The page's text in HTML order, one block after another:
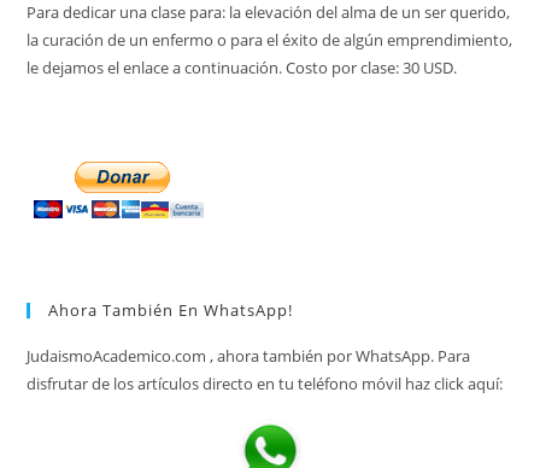
Para dedicar una clase para: la elevación del alma de un ser querido,
la curación de un enfermo o para el éxito de algún emprendimiento,
le dejamos el enlace a continuación. Costo por clase: 30 USD.
Ahora También En WhatsApp!
JudaismoAcademico.com , ahora también por WhatsApp. Para
disfrutar de los artículos directo en tu teléfono móvil haz click aquí: